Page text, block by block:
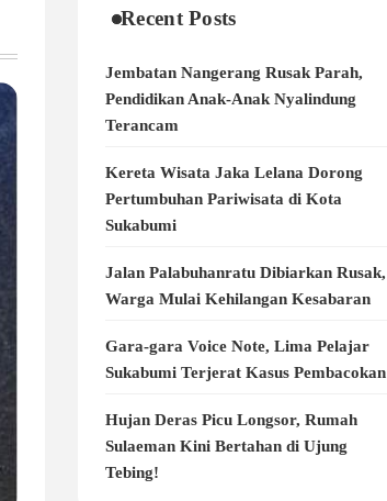
Recent Posts
Jembatan Nangerang Rusak Parah,
Pendidikan Anak-Anak Nyalindung
Terancam
Kereta Wisata Jaka Lelana Dorong
Pertumbuhan Pariwisata di Kota
Sukabumi
Jalan Palabuhanratu Dibiarkan Rusak,
Warga Mulai Kehilangan Kesabaran
Gara-gara Voice Note, Lima Pelajar
Sukabumi Terjerat Kasus Pembacokan
Hujan Deras Picu Longsor, Rumah
Sulaeman Kini Bertahan di Ujung
Tebing!